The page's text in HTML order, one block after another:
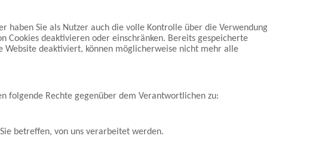
haben Sie als Nutzer auch die volle Kontrolle über die Verwendung
Cookies deaktivieren oder einschränken. Bereits gespeicherte
Website deaktiviert, können möglicherweise nicht mehr alle
folgende Rechte gegenüber dem Verantwortlichen zu:
betreffen, von uns verarbeitet werden.